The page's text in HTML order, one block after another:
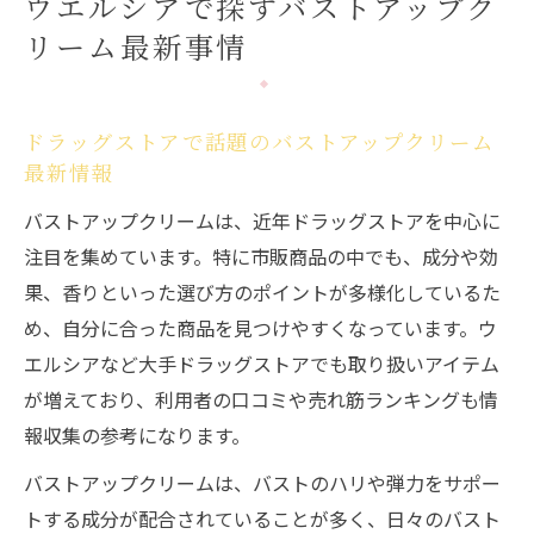
を解説
バストアップクリーム選びで重視したい香
りとテクスチャー
ウエルシア取り扱いバストアップクリーム
のレビュー傾向
バストアップクリームの成分比較と選び方のコ
ツ
バストアップクリーム成分を徹底比較して
理解しよう
イソフラボンやボルフィリン配合バストア
ップクリームの特徴
成分別で見るバストアップクリームの期待
できる効果
香りや質感でバストアップクリームを選ぶ
ウエルシアで探すバストアップク
リーム最新事情
ドラッグストアで話題のバストアップクリーム
最新情報
バストアップクリームは、近年ドラッグストアを中心に
注目を集めています。特に市販商品の中でも、成分や効
果、香りといった選び方のポイントが多様化しているた
め、自分に合った商品を見つけやすくなっています。ウ
エルシアなど大手ドラッグストアでも取り扱いアイテム
が増えており、利用者の口コミや売れ筋ランキングも情
報収集の参考になります。
バストアップクリームは、バストのハリや弾力をサポー
トする成分が配合されていることが多く、日々のバスト